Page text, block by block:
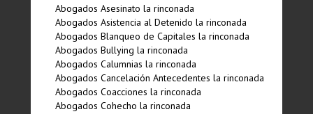
Abogados Asesinato la rinconada
Abogados Asistencia al Detenido la rinconada
Abogados Blanqueo de Capitales la rinconada
Abogados Bullying la rinconada
Abogados Calumnias la rinconada
Abogados Cancelación Antecedentes la rinconada
Abogados Coacciones la rinconada
Abogados Cohecho la rinconada